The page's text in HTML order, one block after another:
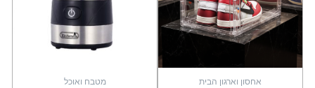
אחסון וארגון הבית מטבח ואוכל